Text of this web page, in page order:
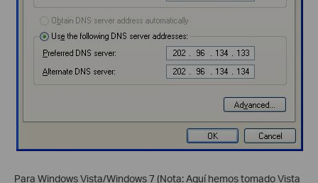
Para Windows Vista/Windows 7 (Nota: Aquí hemos tomado Vista